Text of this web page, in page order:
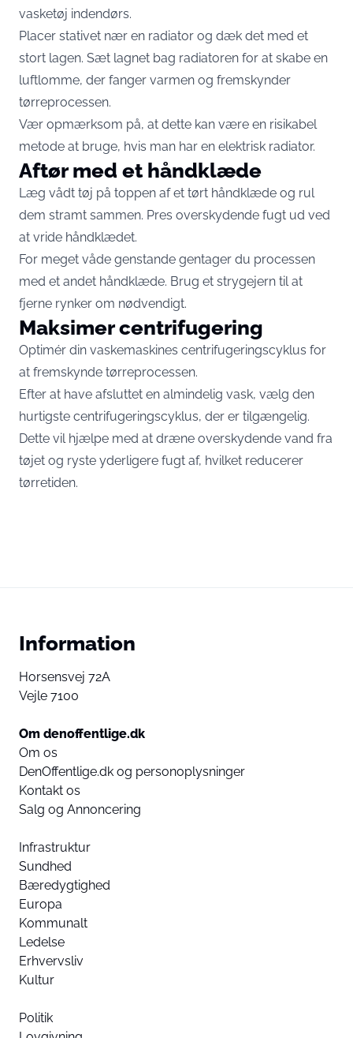
vasketøj indendørs.
Placer stativet nær en radiator og dæk det med et
stort lagen. Sæt lagnet bag radiatoren for at skabe en
luftlomme, der fanger varmen og fremskynder
tørreprocessen.
Vær opmærksom på, at dette kan være en risikabel
metode at bruge, hvis man har en elektrisk radiator.
Aftør med et håndklæde
Læg vådt tøj på toppen af et tørt håndklæde og rul
dem stramt sammen. Pres overskydende fugt ud ved
at vride håndklædet.
For meget våde genstande gentager du processen
med et andet håndklæde. Brug et strygejern til at
fjerne rynker om nødvendigt.
Maksimer centrifugering
Optimér din vaskemaskines centrifugeringscyklus for
at fremskynde tørreprocessen.
Efter at have afsluttet en almindelig vask, vælg den
hurtigste centrifugeringscyklus, der er tilgængelig.
Dette vil hjælpe med at dræne overskydende vand fra
tøjet og ryste yderligere fugt af, hvilket reducerer
tørretiden.
Information
Horsensvej 72A
Vejle 7100
Om denoffentlige.dk
Om os
DenOffentlige.dk og personoplysninger
Kontakt os
Salg og Annoncering
Infrastruktur
Sundhed
Bæredygtighed
Europa
Kommunalt
Ledelse
Erhvervsliv
Kultur
Politik